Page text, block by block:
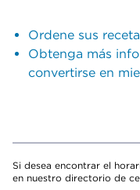
Ordene sus
Obtenga más
convertirse en
Si desea encontrar el
en nuestro directorio de